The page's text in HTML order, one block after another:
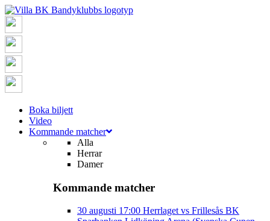
Boka biljett
Video
Kommande matcher
Alla
Herrar
Damer
Kommande matcher
30 augusti 17:00 Herrlaget vs Frillesås BK